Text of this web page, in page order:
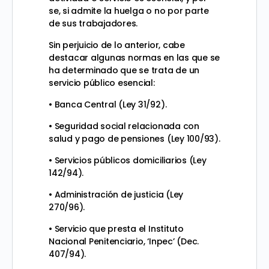
se, si admite la huelga o no por parte
de sus trabajadores.
Sin perjuicio de lo anterior, cabe
destacar algunas normas en las que se
ha determinado que se trata de un
servicio público esencial:
• Banca Central (Ley 31/92).
• Seguridad social relacionada con
salud y pago de pensiones (Ley 100/93).
• Servicios públicos domiciliarios (Ley
142/94).
• Administración de justicia (Ley
270/96).
• Servicio que presta el Instituto
Nacional Penitenciario, ‘Inpec’ (Dec.
407/94).